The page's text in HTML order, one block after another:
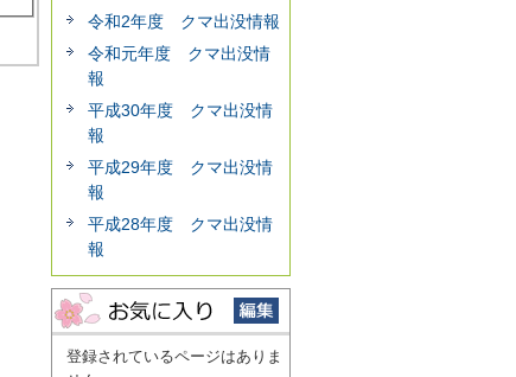
令和2年度 クマ出没情報
令和元年度 クマ出没情
報
平成30年度 クマ出没情
報
平成29年度 クマ出没情
報
平成28年度 クマ出没情
報
登録されているページはありま